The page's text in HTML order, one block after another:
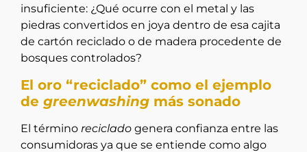
insuficiente: ¿Qué ocurre con el metal y las
piedras convertidos en joya dentro de esa cajita
de cartón reciclado o de madera procedente de
bosques controlados?
El oro “reciclado” como el ejemplo
de greenwashing más sonado
El término reciclado genera confianza entre las
consumidoras ya que se entiende como algo